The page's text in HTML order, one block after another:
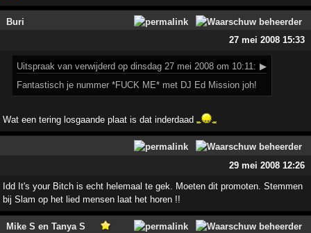
Buri
27 mei 2008 15:33
Uitspraak van verwijderd op dinsdag 27 mei 2008 om 10:11: ▶
Fantastisch je nummer *FUCK ME* met DJ Ed Mission joh!
Wat een tering losgaande plaat is dat inderdaad
29 mei 2008 12:26
Idd It's your Bitch is echt helemaal te gek. Moeten dit promoten. Stemmen
bij Slam op het lied mensen laat het horen !!
Mike S en Tanya S